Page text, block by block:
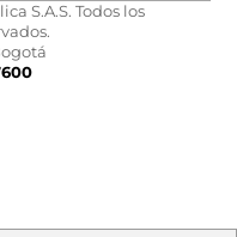
S.A.S. Todos los